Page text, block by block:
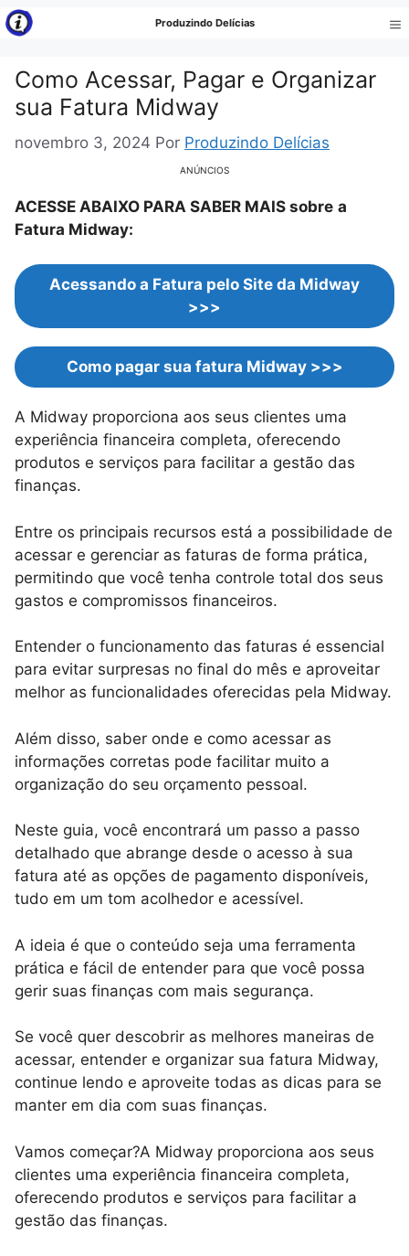
Pular
para
conteúdo
Produzindo Delícias
Como Acessar, Pagar e Organizar
sua Fatura Midway
novembro 3, 2024 Por Produzindo Delícias
ANÚNCIOS
ACESSE ABAIXO PARA SABER MAIS sobre a
Fatura Midway:
Acessando a Fatura pelo Site da Midway
>>>
Como pagar sua fatura Midway >>>
A Midway proporciona aos seus clientes uma
experiência financeira completa, oferecendo
produtos e serviços para facilitar a gestão das
finanças.
Entre os principais recursos está a possibilidade de
acessar e gerenciar as faturas de forma prática,
permitindo que você tenha controle total dos seus
gastos e compromissos financeiros.
Entender o funcionamento das faturas é essencial
para evitar surpresas no final do mês e aproveitar
melhor as funcionalidades oferecidas pela Midway.
Além disso, saber onde e como acessar as
informações corretas pode facilitar muito a
organização do seu orçamento pessoal.
Neste guia, você encontrará um passo a passo
detalhado que abrange desde o acesso à sua
fatura até as opções de pagamento disponíveis,
tudo em um tom acolhedor e acessível.
A ideia é que o conteúdo seja uma ferramenta
prática e fácil de entender para que você possa
gerir suas finanças com mais segurança.
Se você quer descobrir as melhores maneiras de
acessar, entender e organizar sua fatura Midway,
continue lendo e aproveite todas as dicas para se
manter em dia com suas finanças.
Vamos começar?A Midway proporciona aos seus
clientes uma experiência financeira completa,
oferecendo produtos e serviços para facilitar a
gestão das finanças.